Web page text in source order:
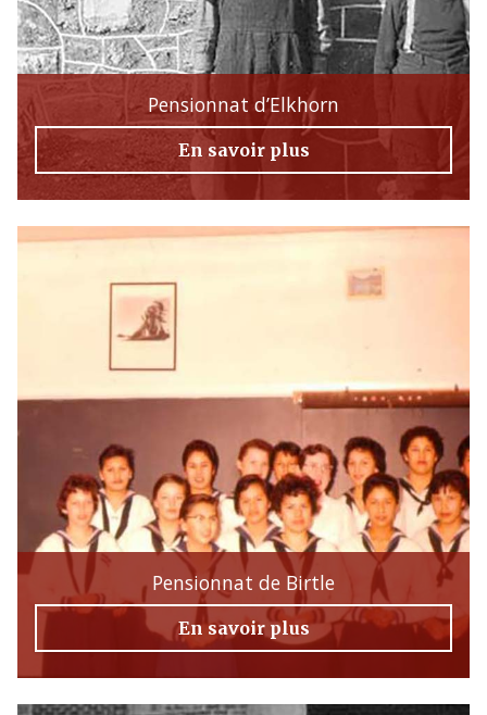
Pensionnat d’Elkhorn
En savoir plus
Pensionnat de Birtle
En savoir plus